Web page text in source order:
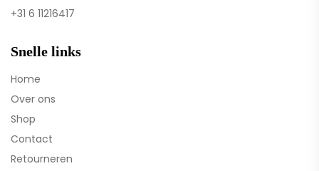
+31 6 11216417
Snelle links
Home
Over ons
Shop
Contact
Retourneren